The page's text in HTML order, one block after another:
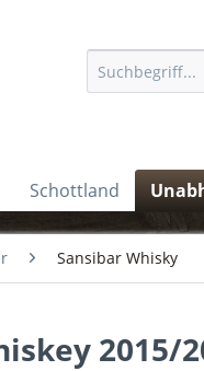
Schottland
Sansibar Whisky
2015/